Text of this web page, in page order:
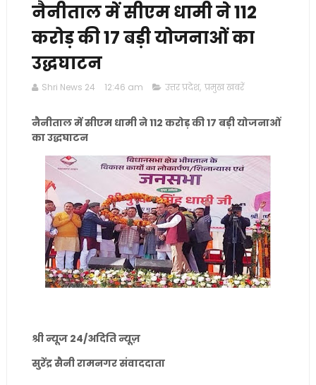
नैनीताल में सीएम धामी ने 112
करोड़ की 17 बड़ी योजनाओं का
उद्धघाटन
Shri News 24 12:46 am उत्तर प्रदेश, प्रमुख खबरें
नैनीताल में सीएम धामी ने 112 करोड़ की 17 बड़ी योजनाओं
का उद्धघाटन
श्री न्यूज 24/अदिति न्यूज़
सुरेंद्र सैनी रामनगर संवाददाता